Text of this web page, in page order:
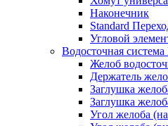
Наконечник
Standard
Угловой
Водосточная система
Желоб
Держатель
Заглушка
Заглушка
Угол желоба